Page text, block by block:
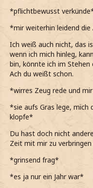
*pflichtbewusst
*mir weiterhin leidend die
Ich weiß auch nicht, das
wenn ich mich hinleg,
bin, könnte ich im Stehen
Ach du weißt schon.
*wirres Zeug rede und
*sie aufs Gras lege, mich
klopfe*
Du hast doch nicht
Zeit mit mir zu verbringen
*grinsend frag*
*es ja nur ein Jahr war*